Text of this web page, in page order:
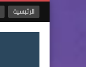
الرئيسية